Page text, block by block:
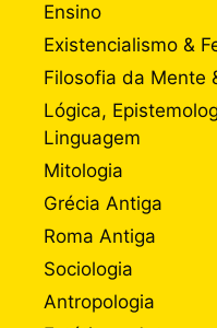
Ensino
Existencialismo &
Filosofia da Mente
Lógica,
Linguagem
Mitologia
Grécia Antiga
Roma Antiga
Sociologia
Antropologia